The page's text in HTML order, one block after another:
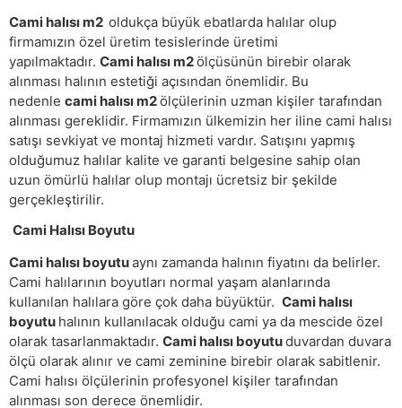
Cami halısı m2 oldukça büyük ebatlarda halılar olup
firmamızın özel üretim tesislerinde üretimi
yapılmaktadır. Cami halısı m2ölçüsünün birebir olarak
alınması halının estetiği açısından önemlidir. Bu
nedenle cami halısı m2ölçülerinin uzman kişiler tarafından
alınması gereklidir. Firmamızın ülkemizin her iline cami halısı
satışı sevkiyat ve montaj hizmeti vardır. Satışını yapmış
olduğumuz halılar kalite ve garanti belgesine sahip olan
uzun ömürlü halılar olup montajı ücretsiz bir şekilde
gerçekleştirilir.
Cami Halısı Boyutu
Cami halısı boyutuaynı zamanda halının fiyatını da belirler.
Cami halılarının boyutları normal yaşam alanlarında
kullanılan halılara göre çok daha büyüktür. Cami halısı
boyutu halının kullanılacak olduğu cami ya da mescide özel
olarak tasarlanmaktadır. Cami halısı boyutuduvardan duvara
ölçü olarak alınır ve cami zeminine birebir olarak sabitlenir.
Cami halısı ölçülerinin profesyonel kişiler tarafından
alınması son derece önemlidir.